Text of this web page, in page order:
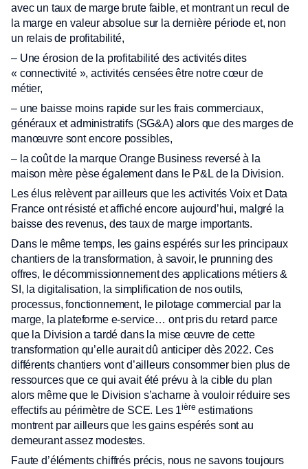
avec un taux de marge brute faible, et montrant un recul de
la marge en valeur absolue sur la dernière période et, non
un relais de profitabilité,
– Une érosion de la profitabilité des activités dites
« connectivité », activités censées être notre cœur de
métier,
– une baisse moins rapide sur les frais commerciaux,
généraux et administratifs (SG&A) alors que des marges de
manœuvre sont encore possibles,
– la coût de la marque Orange Business reversé à la
maison mère pèse également dans le P&L de la Division.
Les élus relèvent par ailleurs que les activités Voix et Data
France ont résisté et affiché encore aujourd’hui, malgré la
baisse des revenus, des taux de marge importants.
Dans le même temps, les gains espérés sur les principaux
chantiers de la transformation, à savoir, le prunning des
offres, le décommissionnement des applications métiers &
SI, la digitalisation, la simplification de nos outils,
processus, fonctionnement, le pilotage commercial par la
marge, la plateforme e-service… ont pris du retard parce
que la Division a tardé dans la mise œuvre de cette
transformation qu’elle aurait dû anticiper dès 2022. Ces
différents chantiers vont d’ailleurs consommer bien plus de
ressources que ce qui avait été prévu à la cible du plan
alors même que le Division s’acharne à vouloir réduire ses
effectifs au périmètre de SCE. Les 1ière estimations
montrent par ailleurs que les gains espérés sont au
demeurant assez modestes.
Faute d’éléments chiffrés précis, nous ne savons toujours